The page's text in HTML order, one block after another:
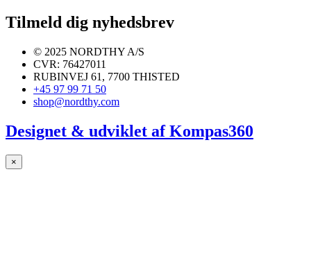
Tilmeld dig nyhedsbrev
© 2025 NORDTHY A/S
CVR: 76427011
RUBINVEJ 61, 7700 THISTED
+45 97 99 71 50
shop@nordthy.com
Designet & udviklet afKompas360
×